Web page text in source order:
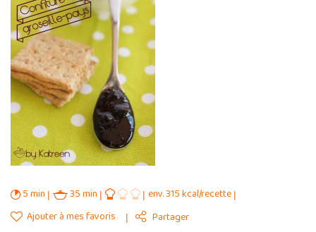
5 min 35 min
env. 315 kcal/recette
Ajouter à mes favoris
Partager